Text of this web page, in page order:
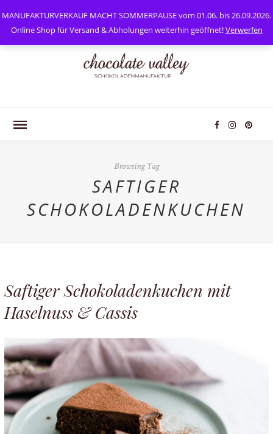
Mein Konto
Browsing Tag
SAFTIGER
SCHOKOLADENKUCHEN
Saftiger Schokoladenkuchen mit
Haselnuss & Cassis
MANUFAKTURVERKAUF MACHT SOMMERPAUSE vom 01.06. bis 26.09.2026.
Online Shop für Versand & Abholungen weiterhin geöffnet!Verwerfen